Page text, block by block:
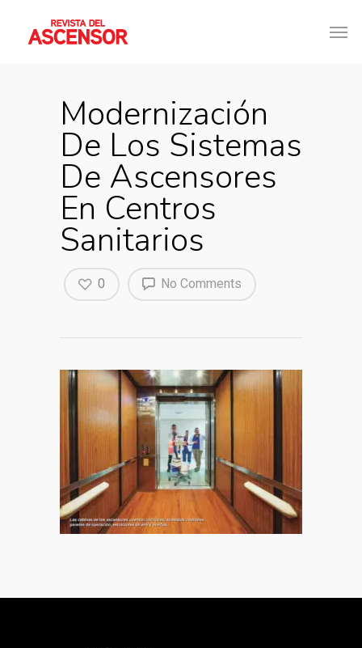
Modernización
De Los Sistemas
De Ascensores
En Centros
Sanitarios
No Comments
0